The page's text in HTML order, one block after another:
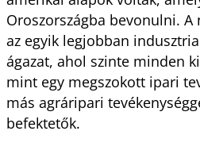
Oroszországba bevonulni.
az egyik legjobban
ágazat, ahol szinte minden
mint egy megszokott ipari
más agráripari
befektetők.